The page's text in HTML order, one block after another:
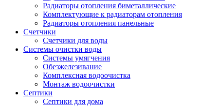
Радиаторы отопления биметаллические
Комплектующие к радиаторам отопления
Радиаторы отопления панельные
Cчетчики
Счетчики для воды
Системы очистки воды
Системы умягчения
Обезжелезивание
Комплексная водоочистка
Монтаж водоочистки
Септики
Септики для дома